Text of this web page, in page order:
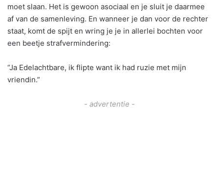
moet slaan. Het is gewoon asociaal en je sluit je daarmee
af van de samenleving. En wanneer je dan voor de rechter
staat, komt de spijt en wring je je in allerlei bochten voor
een beetje strafvermindering:
“Ja Edelachtbare, ik flipte want ik had ruzie met mijn
vriendin.”
- advertentie -